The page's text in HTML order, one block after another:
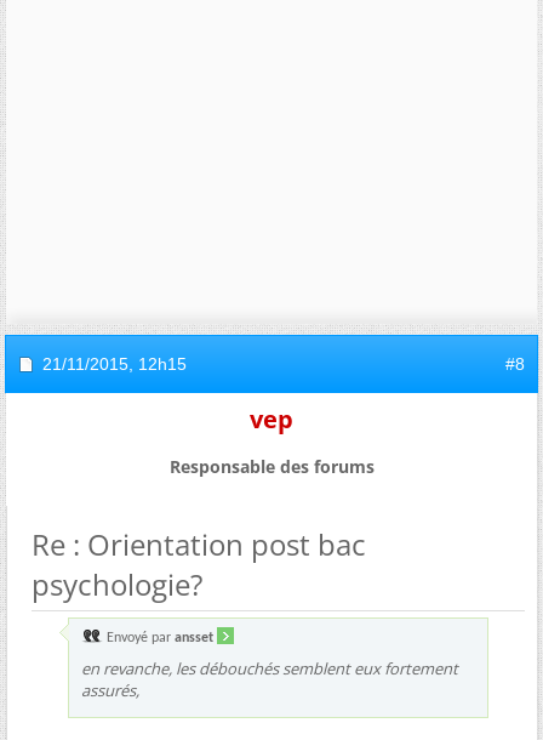
21/11/2015, 12h15 #8
vep
Responsable des forums
Re : Orientation post bac
psychologie?
Envoyé par ansset
en revanche, les débouchés semblent eux fortement
assurés,